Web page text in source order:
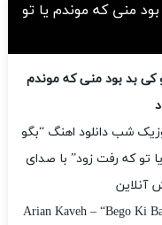
منی که موندم یا تو
کی بد بود منی که موندم
شب دانلود اهنگ “بگو
تو که رفت زود” با صدای
آنلاین
Arian Kaveh – “Bego Ki